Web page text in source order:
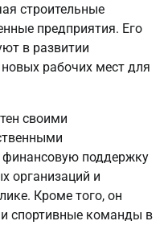
строительные
предприятия. Его
в развитии
рабочих мест для
своими
поддержку
организаций и
Кроме того, он
спортивные команды в